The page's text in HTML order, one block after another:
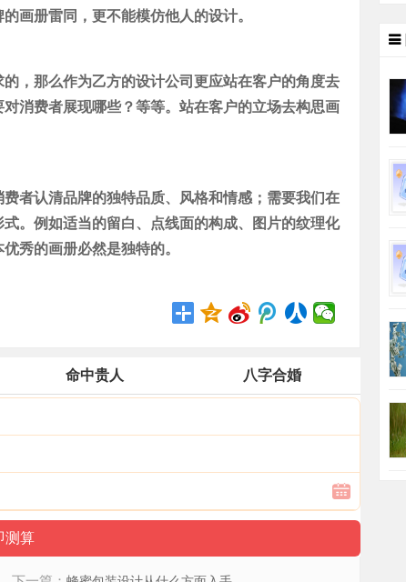
画册雷同，更不能模仿他人的设计。
那么作为乙方的设计公司更应站在客户的角度去
消费者展现哪些？等等。站在客户的立场去构思画
认清品牌的独特品质、风格和情感；需要我们在
。例如适当的留白、点线面的构成、图片的纹理化
秀的画册必然是独特的。
命中贵人 八字合婚